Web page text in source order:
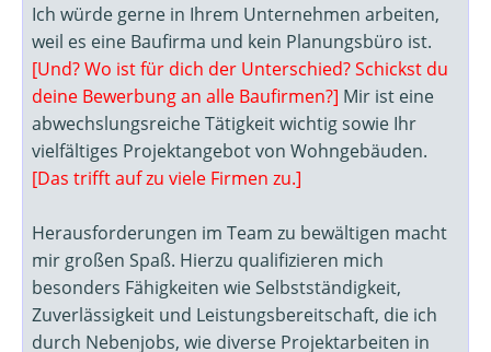
Ich würde gerne in Ihrem Unternehmen arbeiten,
weil es eine Baufirma und kein Planungsbüro ist.
[Und? Wo ist für dich der Unterschied? Schickst du
deine Bewerbung an alle Baufirmen?] Mir ist eine
abwechslungsreiche Tätigkeit wichtig sowie Ihr
vielfältiges Projektangebot von Wohngebäuden.
[Das trifft auf zu viele Firmen zu.]
Herausforderungen im Team zu bewältigen macht
mir großen Spaß. Hierzu qualifizieren mich
besonders Fähigkeiten wie Selbstständigkeit,
Zuverlässigkeit und Leistungsbereitschaft, die ich
durch Nebenjobs, wie diverse Projektarbeiten in